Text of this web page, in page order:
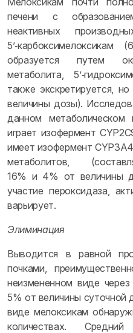
печени с
неактивных
образуется путем
метаболита,
также экскретируется,
величины дозы).
данном
играет изофермент
имеет изофермент
метаболитов,
16% и 4% от величины
участие пероксидаза,
варьирует.
Элиминация
Выводится в равной
почками,
неизмененном виде
5% от величины суточной
виде мелоксикам
количествах.